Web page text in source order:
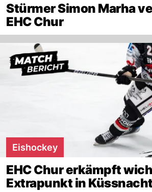
Stürmer Simon Marha
EHC Chur
Eishockey
EHC Chur erkämpft
Extrapunkt in